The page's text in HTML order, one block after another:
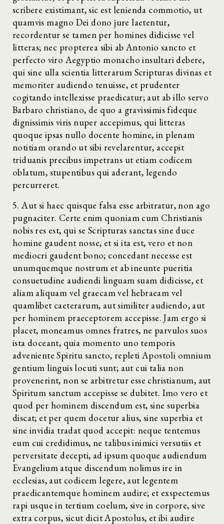
scribere existimant, sic est lenienda commotio, ut
quamvis magno Dei dono jure laetentur,
recordentur se tamen per homines didicisse vel
litteras; nec propterea sibi ab Antonio sancto et
perfecto viro Aegyptio monacho insultari debere,
qui sine ulla scientia litterarum Scripturas divinas et
memoriter audiendo tenuisse, et prudenter
cogitando intellexisse praedicatur; aut ab illo servo
Barbaro christiano, de quo a gravissimis fideque
dignissimis viris nuper accepimus, qui litteras
quoque ipsas nullo docente homine, in plenam
notitiam orando ut sibi revelarentur, accepit
triduanis precibus impetrans ut etiam codicem
oblatum, stupentibus qui aderant, legendo
percurreret.
5. Aut si haec quisque falsa esse arbitratur, non ago
pugnaciter. Certe enim quoniam cum Christianis
nobis res est, qui se Scripturas sanctas sine duce
homine gaudent nosse, et si ita est, vero et non
mediocri gaudent bono; concedant necesse est
unumquemque nostrum et ab ineunte pueritia
consuetudine audiendi linguam suam didicisse, et
aliam aliquam vel graecam vel hebraeam vel
quamlibet caeterarum, aut similiter audiendo, aut
per hominem praeceptorem accepisse. Jam ergo si
placet, moneamus omnes fratres, ne parvulos suos
ista doceant, quia momento uno temporis
adveniente Spiritu sancto, repleti Apostoli omnium
gentium linguis locuti sunt; aut cui talia non
provenerint, non se arbitretur esse christianum, aut
Spiritum sanctum accepisse se dubitet. Imo vero et
quod per hominem discendum est, sine superbia
discat; et per quem docetur alius, sine superbia et
sine invidia tradat quod accepit: neque tentemus
eum cui credidimus, ne talibus inimici versutiis et
perversitate decepti, ad ipsum quoque audiendum
Evangelium atque discendum nolimus ire in
ecclesias, aut codicem legere, aut legentem
praedicantemque hominem audire; et exspectemus
rapi usque in tertium coelum, sive in corpore, sive
extra corpus, sicut dicit Apostolus, et ibi audire